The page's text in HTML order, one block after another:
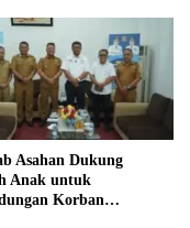
Asahan Dukung
Anak untuk
Korban